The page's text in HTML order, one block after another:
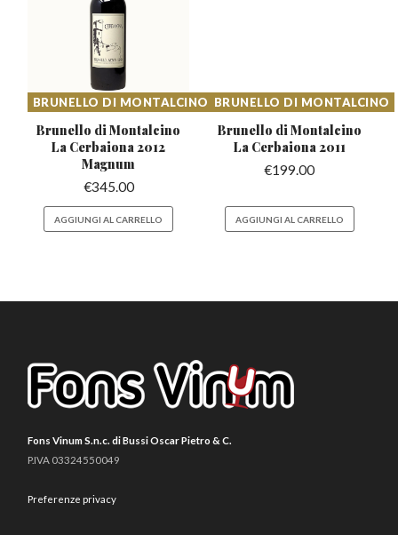
BRUNELLO DI MONTALCINO
Brunello di Montalcino
La Cerbaiona 2012
Magnum
€345.00
AGGIUNGI AL CARRELLO
BRUNELLO DI MONTALCINO
Brunello di Montalcino
La Cerbaiona 2011
€199.00
AGGIUNGI AL CARRELLO
Fons Vinum S.n.c. di Bussi Oscar Pietro & C.
P.IVA 03324550049
Preferenze privacy